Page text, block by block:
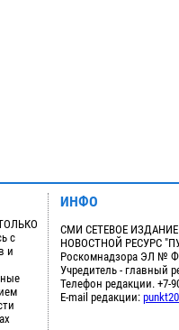
с
и
ИНФО
СМИ СЕТЕВОЕ
НОВОСТНОЙ РЕСУРС
Роскомнадзора ЭЛ №
Учредитель - главный
Телефон редакции. +7-
E-mail редакции: